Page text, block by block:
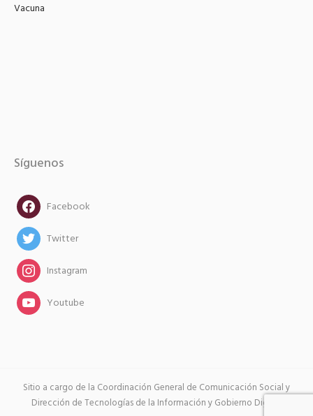
Vacuna
Síguenos
facebookFacebook
twitterTwitter
instagramInstagram
instagramYoutube
Sitio a cargo de la Coordinación General de Comunicación Social y
Dirección de Tecnologías de la Información y Gobierno Digital.